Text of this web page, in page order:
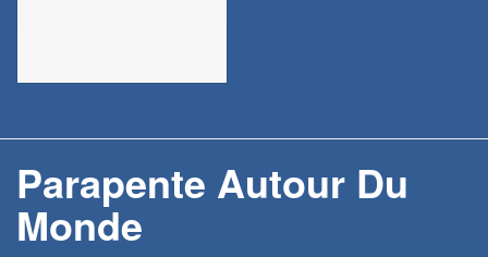
Parapente Autour Du
Monde